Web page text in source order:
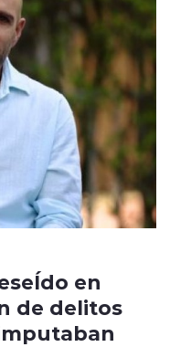
en
de delitos